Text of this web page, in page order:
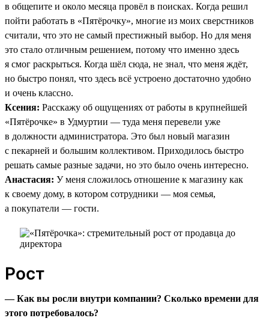
в общепите и около месяца провёл в поисках. Когда решил
пойти работать в «Пятёрочку», многие из моих сверстников
считали, что это не самый престижный выбор. Но для меня
это стало отличным решением, потому что именно здесь
я смог раскрыться. Когда шёл сюда, не знал, что меня ждёт,
но быстро понял, что здесь всё устроено достаточно удобно
и очень классно.
Ксения: Расскажу об ощущениях от работы в крупнейшей
«Пятёрочке» в Удмуртии — туда меня перевели уже
в должности администратора. Это был новый магазин
с пекарней и большим коллективом. Приходилось быстро
решать самые разные задачи, но это было очень интересно.
Анастасия: У меня сложилось отношение к магазину как
к своему дому, в котором сотрудники — моя семья,
а покупатели — гости.
Рост
— Как вы росли внутри компании? Сколько времени для
этого потребовалось?